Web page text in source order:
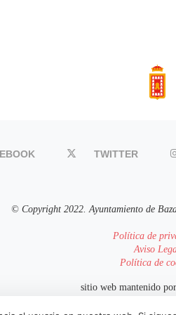
TWITTER
© Copyright 2022. Ayuntamiento de
Política de
Aviso
Política de
sitio web mantenido por